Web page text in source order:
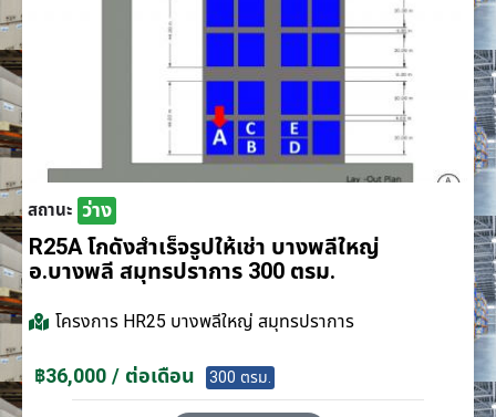
สถานะ ว่าง
R25A โกดังสำเร็จรูปให้เช่า บางพลีใหญ่
อ.บางพลี สมุทรปราการ 300 ตรม.
โครงการ HR25 บางพลีใหญ่ สมุทรปราการ
฿36,000 / ต่อเดือน 300 ตรม.